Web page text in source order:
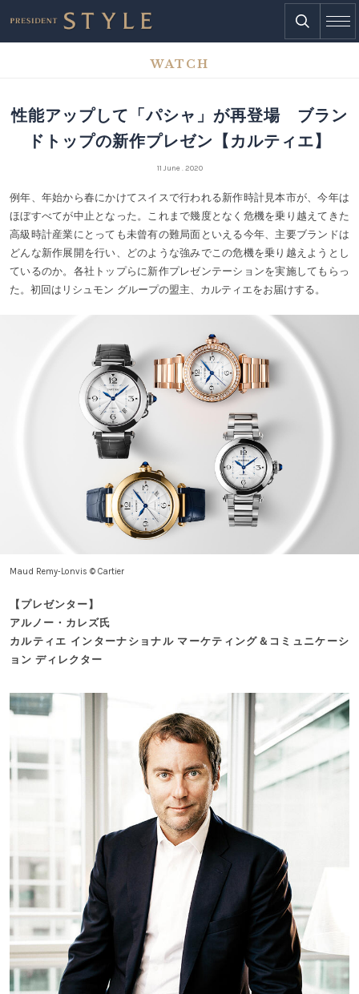
WATCH
性能アップして「パシャ」が再登場 ブラン
ドトップの新作プレゼン【カルティエ】
11 June . 2020
例年、年始から春にかけてスイスで行われる新作時計見本市が、今年は
ほぼすべてが中止となった。これまで幾度となく危機を乗り越えてきた
高級時計産業にとっても未曾有の難局面といえる今年、主要ブランドは
どんな新作展開を行い、どのような強みでこの危機を乗り越えようとし
ているのか。各社トップらに新作プレゼンテーションを実施してもらっ
た。初回はリシュモン グループの盟主、カルティエをお届けする。
Maud Remy‐Lonvis © Cartier
【プレゼンター】
アルノー・カレズ氏
カルティエ インターナショナル マーケティング＆コミュニケーシ
ョン ディレクター